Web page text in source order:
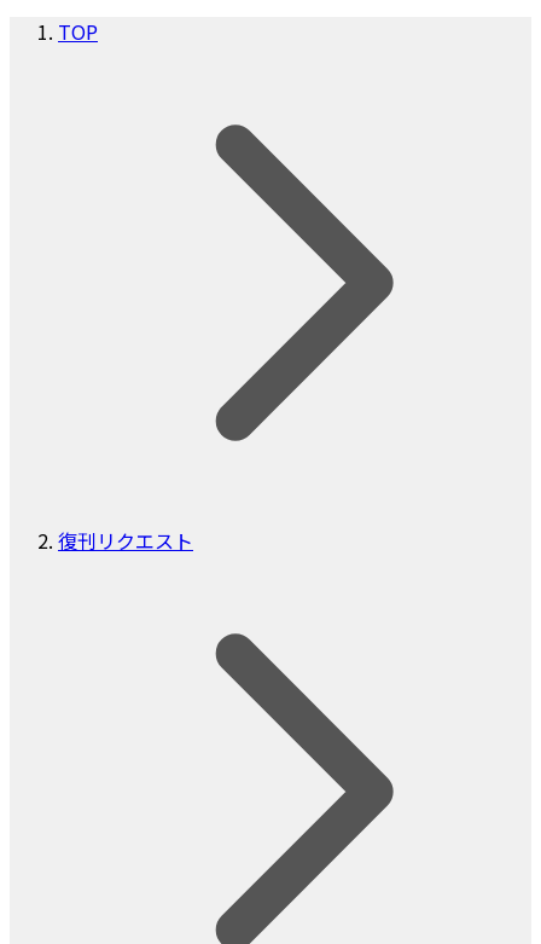
TOP
復刊リクエスト